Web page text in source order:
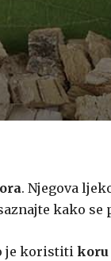
. Njegova
kako
je koristiti koru